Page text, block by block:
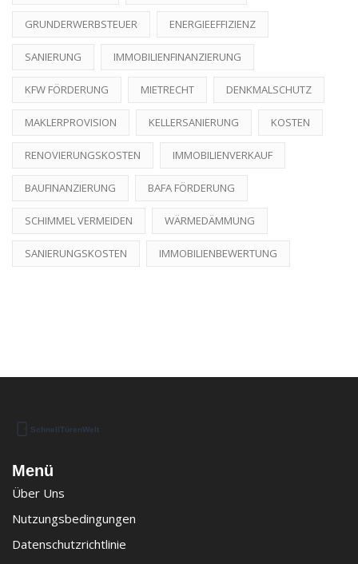
GRUNDERWERBSTEUER ENERGIEEFFIZIENZ
SANIERUNG IMMOBILIENFINANZIERUNG
KFW FÖRDERUNG MIETRECHT DENKMALSCHUTZ
MAKLERPROVISION KELLERSANIERUNG KOSTEN
RENOVIERUNGSKOSTEN IMMOBILIENVERKAUF
BAUFINANZIERUNG BAFA FÖRDERUNG
SCHIMMEL VERMEIDEN WÄRMEDÄMMUNG
SANIERUNGSKOSTEN IMMOBILIENBEWERTUNG
Menü
Über Uns
Nutzungsbedingungen
Datenschutzrichtlinie